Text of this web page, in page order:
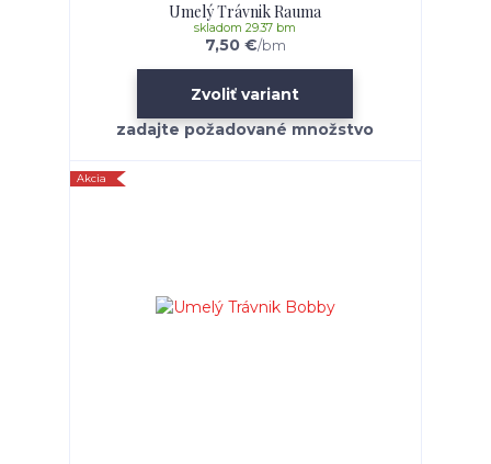
Umelý Trávnik Rauma
7,50 €/bm
skladom 29.37 bm
Zvoliť variant
Akcia